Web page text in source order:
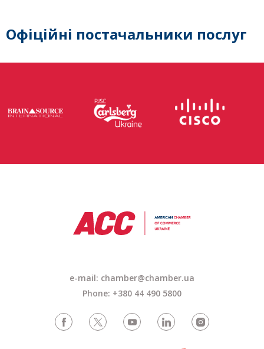
Офіційні постачальники послуг
e-mail: chamber@chamber.ua
Phone: +380 44 490 5800